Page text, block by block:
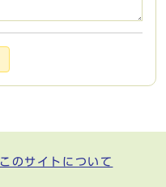
このサイトについて